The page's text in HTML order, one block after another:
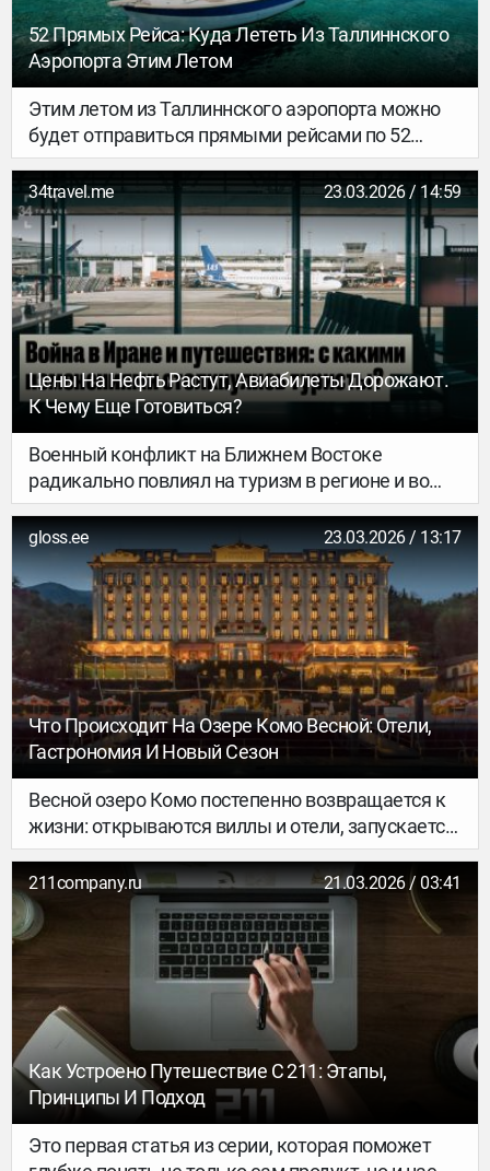
52 Прямых Рейса: Куда Лететь Из Таллиннского
Аэропорта Этим Летом
Этим летом из Таллиннского аэропорта можно
будет отправиться прямыми рейсами по 52
направлениям — билетов в продаже на 18%
больше, чем в прошлом году. Добавятся восемь
новых направлений: Афины, Дюссельдорф,
Гданьск, Гамбург, Рим, Тирана, Варшава и Вена.
34travel.me 23.03.2026 / 14:59
Цены На Нефть Растут, Авиабилеты Дорожают.
К Чему Еще Готовиться?
Военный конфликт на Ближнем Востоке
радикально повлиял на туризм в регионе и во
всем мире: авиакомпании отменяют рейсы и
корректируют условия программ лояльности,
цены на билеты растут, перевозчики добавляют
больше перелетов в альтернативные
направления. Рассказываем, что изменилось
тревел-сфере.
gloss.ee 23.03.2026 / 13:17
Что Происходит На Озере Комо Весной: Отели,
Гастрономия И Новый Сезон
Весной озеро Комо постепенно возвращается к
жизни: открываются виллы и отели, запускается
навигация, набережные снова наполняются
людьми. Сезон здесь начинается в начале
апреля — именно в это время регион входит в
привычный ритм.
211company.ru 21.03.2026 / 03:41
Как Устроено Путешествие С 211: Этапы,
Принципы И Подход
Это первая статья из серии, которая поможет